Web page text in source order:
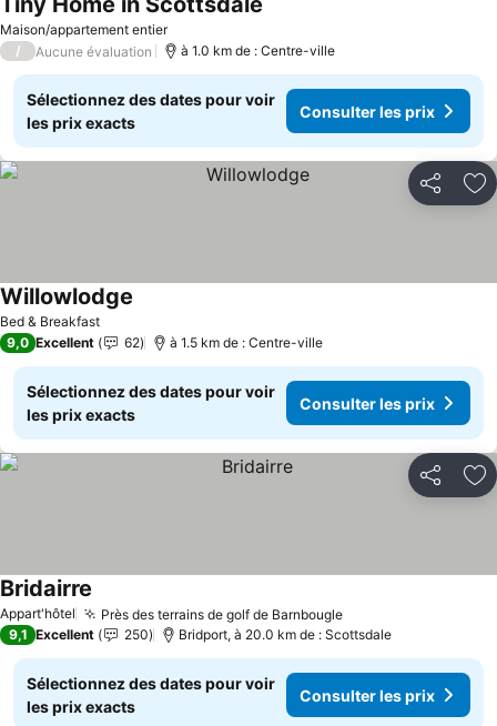
Maison/appartement entier
/ Aucune évaluation à 1.0 km de : Centre-ville
Sélectionnez des dates pour voir
les prix exacts
Consulter les prix
Partager
Bed & Breakfast
Willowlodge
9,0 Excellent 62 à 1.5 km de : Centre-ville
Sélectionnez des dates pour voir
les prix exacts
Consulter les prix
Partager
Appart'hôtel Près des terrains de golf de BarnbougleConsulter les prix
Bridairre
9,1 Excellent 250 Bridport, à 20.0 km de : Scottsdale
Sélectionnez des dates pour voir
les prix exacts
Consulter les prix